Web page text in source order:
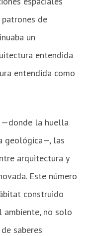
de
un
entendida
entendida como
—donde la huella
geológica—, las
arquitectura y
Este número
construido
ambiente, no solo
saberes